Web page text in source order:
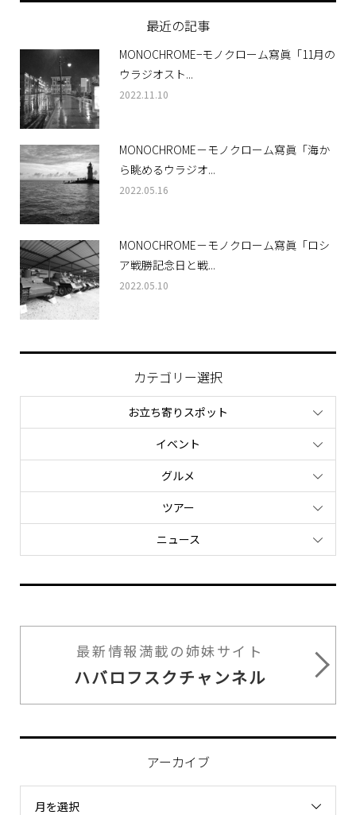
最近の記事
MONOCHROME−モノクローム寫眞「11月の
ウラジオスト...
2022.11.10
MONOCHROME－モノクローム寫眞「海か
ら眺めるウラジオ...
2022.05.16
MONOCHROME－モノクローム寫眞「ロシ
ア戦勝記念日と戦...
2022.05.10
カテゴリー選択
お立ち寄りスポット
イベント
グルメ
ツアー
ニュース
最新情報満載の姉妹サイト
ハバロフスクチャンネル
アーカイブ
月を選択